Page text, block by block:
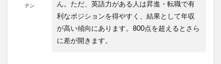
テン
ん。ただ、英語力がある人は昇進・転職で有
利なポジションを得やすく、結果として年収
が高い傾向にあります。800点を超えるとさら
に差が開きます。